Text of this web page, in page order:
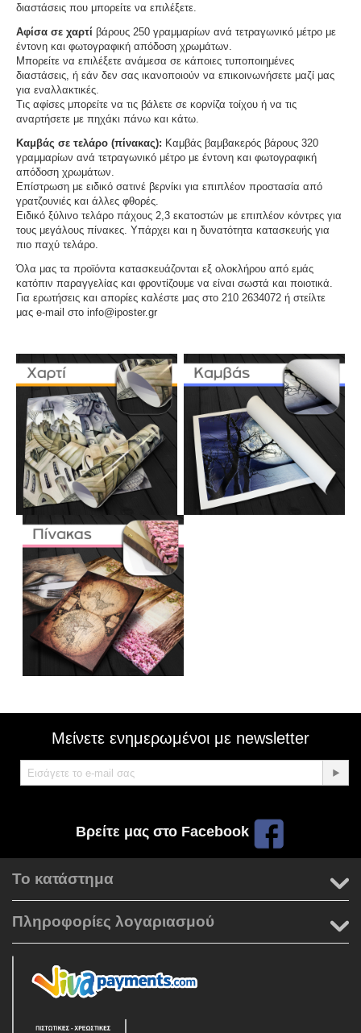
διαστάσεις που μπορείτε να επιλέξετε.
Αφίσα σε χαρτί βάρους 250 γραμμαρίων ανά τετραγωνικό μέτρο με
έντονη και φωτογραφική απόδοση χρωμάτων.
Μπορείτε να επιλέξετε ανάμεσα σε κάποιες τυποποιημένες
διαστάσεις, ή εάν δεν σας ικανοποιούν να επικοινωνήσετε μαζί μας
για εναλλακτικές.
Τις αφίσες μπορείτε να τις βάλετε σε κορνίζα τοίχου ή να τις
αναρτήσετε με πηχάκι πάνω και κάτω.
Καμβάς σε τελάρο (πίνακας): Καμβάς βαμβακερός βάρους 320
γραμμαρίων ανά τετραγωνικό μέτρο με έντονη και φωτογραφική
απόδοση χρωμάτων.
Επίστρωση με ειδικό σατινέ βερνίκι για επιπλέον προστασία από
γρατζουνιές και άλλες φθορές.
Ειδικό ξύλινο τελάρο πάχους 2,3 εκατοστών με επιπλέον κόντρες για
τους μεγάλους πίνακες. Υπάρχει και η δυνατότητα κατασκευής για
πιο παχύ τελάρο.
Όλα μας τα προϊόντα κατασκευάζονται εξ ολοκλήρου από εμάς
κατόπιν παραγγελίας και φροντίζουμε να είναι σωστά και ποιοτικά.
Για ερωτήσεις και απορίες καλέστε μας στο 210 2634072 ή στείλτε
μας e-mail στο info@iposter.gr
Μείνετε ενημερωμένοι με newsletter
Βρείτε μας στο Facebook
Το κατάστημα
Πληροφορίες λογαριασμού